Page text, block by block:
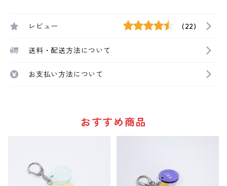
レビュー (22)
送料・配送方法について
お支払い方法について
おすすめ商品